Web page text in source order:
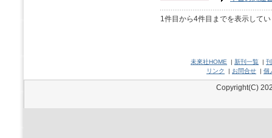
1件目から4件目までを表示して
未來社HOME | 新刊一覧 |
リンク
| お問合せ | 個
Copyright(C)